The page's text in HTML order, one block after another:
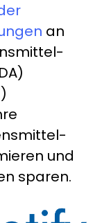
an
und
sparen.